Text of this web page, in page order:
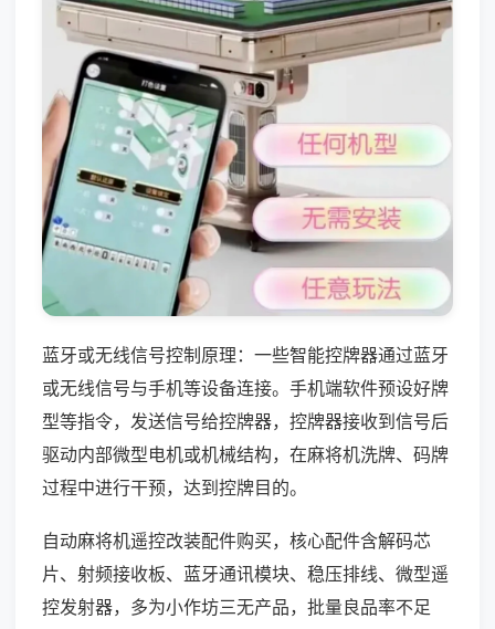
蓝牙或无线信号控制原理：一些智能控牌器通过蓝牙
或无线信号与手机等设备连接。手机端软件预设好牌
型等指令，发送信号给控牌器，控牌器接收到信号后
驱动内部微型电机或机械结构，在麻将机洗牌、码牌
过程中进行干预，达到控牌目的。
自动麻将机遥控改装配件购买，核心配件含解码芯
片、射频接收板、蓝牙通讯模块、稳压排线、微型遥
控发射器，多为小作坊三无产品，批量良品率不足